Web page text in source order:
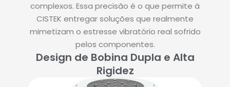
complexos. Essa precisão é o que permite à
CISTEK entregar soluções que realmente
mimetizam o estresse vibratório real sofrido
pelos componentes.
Design de Bobina Dupla e Alta
Rigidez